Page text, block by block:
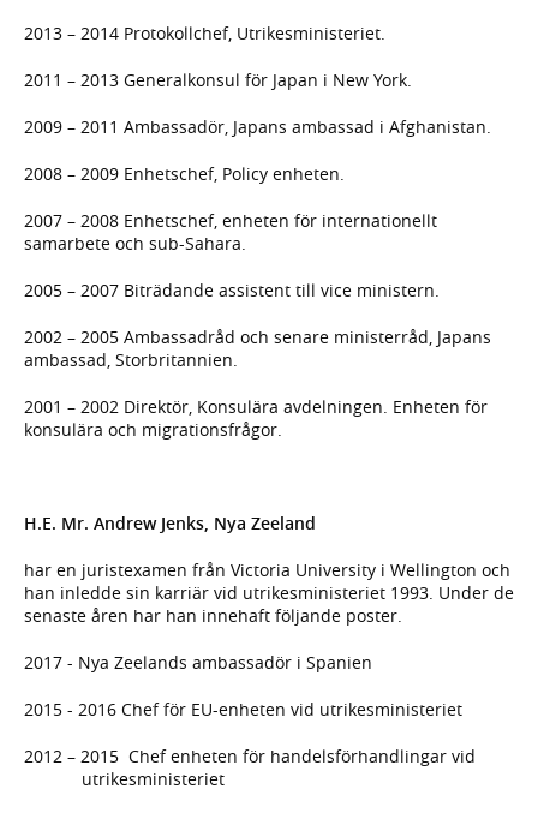
2013 – 2014 Protokollchef, Utrikesministeriet.
2011 – 2013 Generalkonsul för Japan i New York.
2009 – 2011 Ambassadör, Japans ambassad i Afghanistan.
2008 – 2009 Enhetschef, Policy enheten.
2007 – 2008 Enhetschef, enheten för internationellt
samarbete och sub-Sahara.
2005 – 2007 Biträdande assistent till vice ministern.
2002 – 2005 Ambassadråd och senare ministerråd, Japans
ambassad, Storbritannien.
2001 – 2002 Direktör, Konsulära avdelningen. Enheten för
konsulära och migrationsfrågor.
H.E. Mr. Andrew Jenks, Nya Zeeland
har en juristexamen från Victoria University i Wellington och
han inledde sin karriär vid utrikesministeriet 1993. Under de
senaste åren har han innehaft följande poster.
2017 - Nya Zeelands ambassadör i Spanien
2015 - 2016 Chef för EU-enheten vid utrikesministeriet
2012 – 2015 Chef enheten för handelsförhandlingar vid
utrikesministeriet